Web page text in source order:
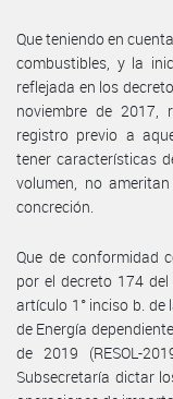
Que teniendo en
combustibles, y la
reflejada en los
noviembre de 2017,
registro previo a
tener características
volumen, no
concreción.
Que de conformidad
por el decreto 174
artículo 1° inciso b. de
de Energía
de 2019 (RESOL-
Subsecretaría dictar